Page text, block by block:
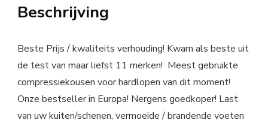
Beschrijving
Beste Prijs / kwaliteits verhouding! Kwam als beste uit
de test van maar liefst 11 merken! Meest gebruikte
compressiekousen voor hardlopen van dit moment!
Onze bestseller in Europa! Nergens goedkoper! Last
van uw kuiten/schenen, vermoeide / brandende voeten